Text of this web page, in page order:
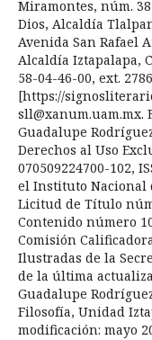
Miramontes, núm.
Dios, Alcaldía
Avenida San Rafael
Alcaldía Iztapalapa,
58-04-46-00, ext.
[https://
sll@xanum.uam.mx.
Guadalupe
Derechos al Uso
070509224700-102,
el Instituto Nacional
Licitud de Título
Contenido número
Comisión
Ilustradas de la
de la última
Guadalupe
Filosofía, Unidad
modificación: mayo